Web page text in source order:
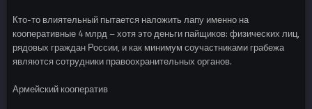
Кто-то влиятельный пытается наложить лапу именно на
кооперативные 4 млрд – хотя это деньги пайщиков: физических лиц,
рядовых граждан России, и как минимум соучастниками грабежа
являются сотрудники правоохранительных органов.
Армейский кооператив